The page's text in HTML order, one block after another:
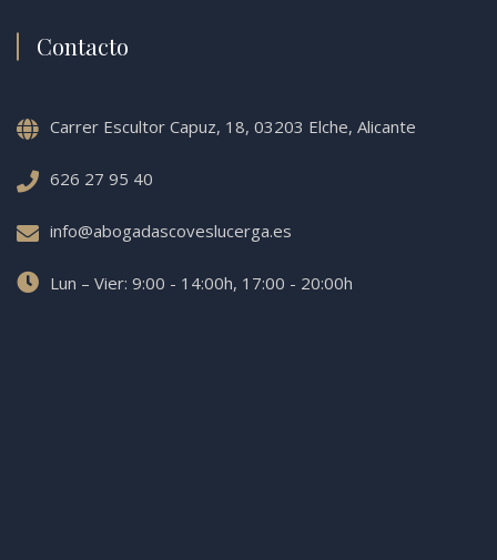
Contacto
Carrer Escultor Capuz, 18, 03203 Elche, Alicante
626 27 95 40
info@abogadascoveslucerga.es
Lun – Vier: 9:00 - 14:00h, 17:00 - 20:00h